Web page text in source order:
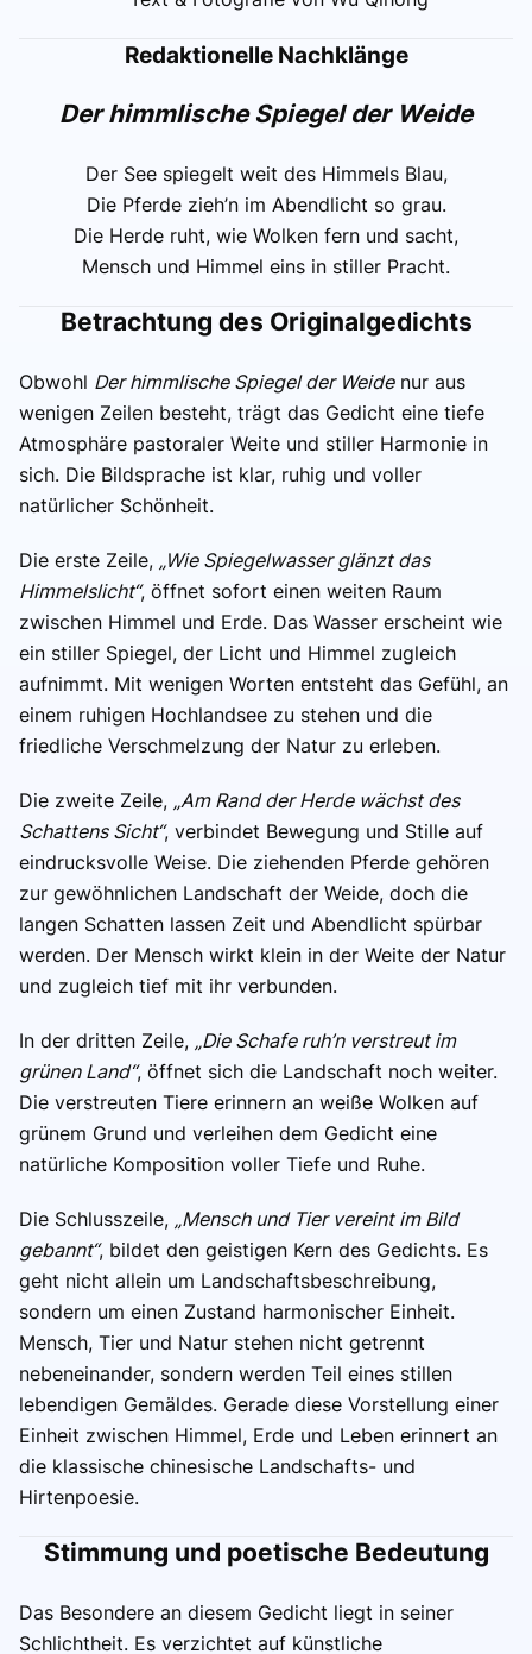
Redaktionelle Nachklänge
Der himmlische Spiegel der Weide
Der See spiegelt weit des Himmels Blau,
Die Pferde zieh’n im Abendlicht so grau.
Die Herde ruht, wie Wolken fern und sacht,
Mensch und Himmel eins in stiller Pracht.
Betrachtung des Originalgedichts
Obwohl Der himmlische Spiegel der Weidenur aus
wenigen Zeilen besteht, trägt das Gedicht eine tiefe
Atmosphäre pastoraler Weite und stiller Harmonie in
sich. Die Bildsprache ist klar, ruhig und voller
natürlicher Schönheit.
Die erste Zeile, „Wie Spiegelwasser glänzt das
Himmelslicht“, öffnet sofort einen weiten Raum
zwischen Himmel und Erde. Das Wasser erscheint wie
ein stiller Spiegel, der Licht und Himmel zugleich
aufnimmt. Mit wenigen Worten entsteht das Gefühl, an
einem ruhigen Hochlandsee zu stehen und die
friedliche Verschmelzung der Natur zu erleben.
Die zweite Zeile, „Am Rand der Herde wächst des
Schattens Sicht“, verbindet Bewegung und Stille auf
eindrucksvolle Weise. Die ziehenden Pferde gehören
zur gewöhnlichen Landschaft der Weide, doch die
langen Schatten lassen Zeit und Abendlicht spürbar
werden. Der Mensch wirkt klein in der Weite der Natur
und zugleich tief mit ihr verbunden.
In der dritten Zeile, „Die Schafe ruh’n verstreut im
grünen Land“, öffnet sich die Landschaft noch weiter.
Die verstreuten Tiere erinnern an weiße Wolken auf
grünem Grund und verleihen dem Gedicht eine
natürliche Komposition voller Tiefe und Ruhe.
Die Schlusszeile, „Mensch und Tier vereint im Bild
gebannt“, bildet den geistigen Kern des Gedichts. Es
geht nicht allein um Landschaftsbeschreibung,
sondern um einen Zustand harmonischer Einheit.
Mensch, Tier und Natur stehen nicht getrennt
nebeneinander, sondern werden Teil eines stillen
lebendigen Gemäldes. Gerade diese Vorstellung einer
Einheit zwischen Himmel, Erde und Leben erinnert an
die klassische chinesische Landschafts- und
Hirtenpoesie.
Stimmung und poetische Bedeutung
Das Besondere an diesem Gedicht liegt in seiner
Schlichtheit. Es verzichtet auf künstliche